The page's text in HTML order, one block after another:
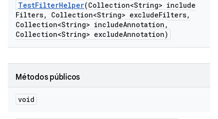
TestFilterHelper(Collection<String> include
Filters, Collection<String> excludeFilters,
Collection<String> includeAnnotation ,
Collection<String> excludeAnnotation)
Métodos públicos
void